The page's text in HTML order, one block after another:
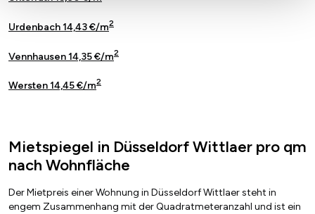
Urdenbach 14,43 €/m2
Vennhausen 14,35 €/m2
Wersten 14,45 €/m2
Mietspiegel in Düsseldorf Wittlaer pro qm
nach Wohnfläche
Der Mietpreis einer Wohnung in Düsseldorf Wittlaer steht in
engem Zusammenhang mit der Quadratmeteranzahl und ist ein